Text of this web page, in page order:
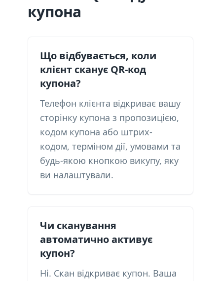
купона
Що відбувається, коли
клієнт сканує QR-код
купона?
Телефон клієнта відкриває вашу
сторінку купона з пропозицією,
кодом купона або штрих-
кодом, терміном дії, умовами та
будь-якою кнопкою викупу, яку
ви налаштували.
Чи сканування
автоматично активує
купон?
Ні. Скан відкриває купон. Ваша